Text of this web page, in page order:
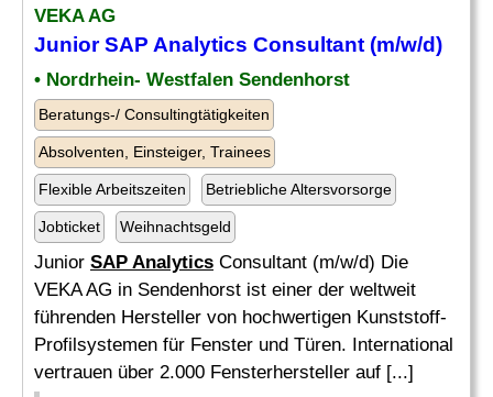
VEKA AG
JuniorSAP Analytics Consultant (m/w/d)
• Nordrhein- Westfalen Sendenhorst
Beratungs-/ Consultingtätigkeiten
Absolventen, Einsteiger, Trainees
Flexible Arbeitszeiten Betriebliche Altersvorsorge
Jobticket Weihnachtsgeld
Junior SAP Analytics Consultant (m/w/d) Die
VEKA AG in Sendenhorst ist einer der weltweit
führenden Hersteller von hochwertigen Kunststoff-
Profilsystemen für Fenster und Türen. International
vertrauen über 2.000 Fensterhersteller auf [...]